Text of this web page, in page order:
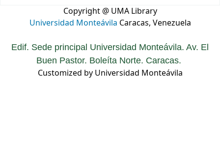
Copyright @ UMA Library
Universidad Monteávila Caracas, Venezuela
Edif. Sede principal Universidad Monteávila. Av. El
Buen Pastor. Boleíta Norte. Caracas.
Customized by Universidad Monteávila